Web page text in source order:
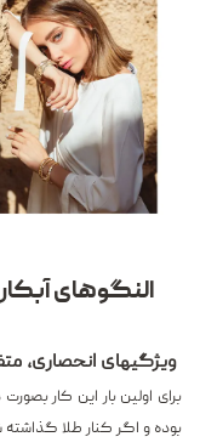
النگوهای
ویژگیهای انحصاری،
برای اولین بار این کار
بوده و اگر کنار طلا